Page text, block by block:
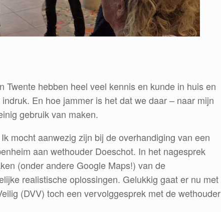
Twente hebben heel veel kennis en kunde in huis en
En hoe jammer is het dat we daar – naar mijn
gebruik van maken.
mocht aanwezig zijn bij de overhandiging van een
aan wethouder Doeschot. In het nagesprek
(onder andere Google Maps!) van de
realistische oplossingen. Gelukkig gaat er nu met
(DVV) toch een vervolggesprek met de wethouder